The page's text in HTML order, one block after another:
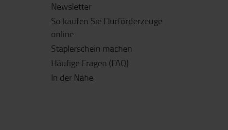
Newsletter
So kaufen Sie Flurförderzeuge
online
Staplerschein machen
Häufige Fragen (FAQ)
In der Nähe